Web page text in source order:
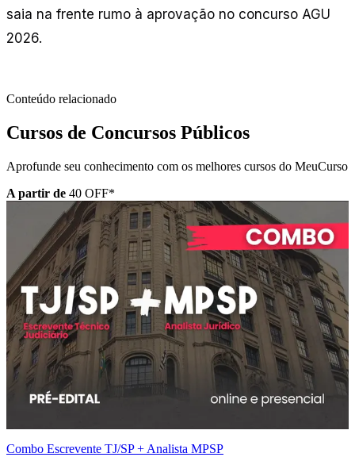
saia na frente rumo à aprovação no concurso AGU
2026.
Conteúdo relacionado
Cursos de Concursos Públicos
Aprofunde seu conhecimento com os melhores cursos do MeuCurso
A partir de 40 OFF*
Combo Escrevente TJ/SP + Analista MPSP